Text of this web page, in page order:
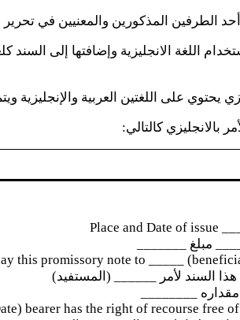
الطرفين المذكورين والمعنيين في
اللغة الانجليزية وإضافتها إلى
يحتوي على اللغتين العربية والإنجليزية
بالانجليزي كالتالي:
مبلغ _______
promissory note to _____ (beneficiary)
السند لأمر ______ (المستفيد)
مقداره ________
bearer has the right of recourse free of